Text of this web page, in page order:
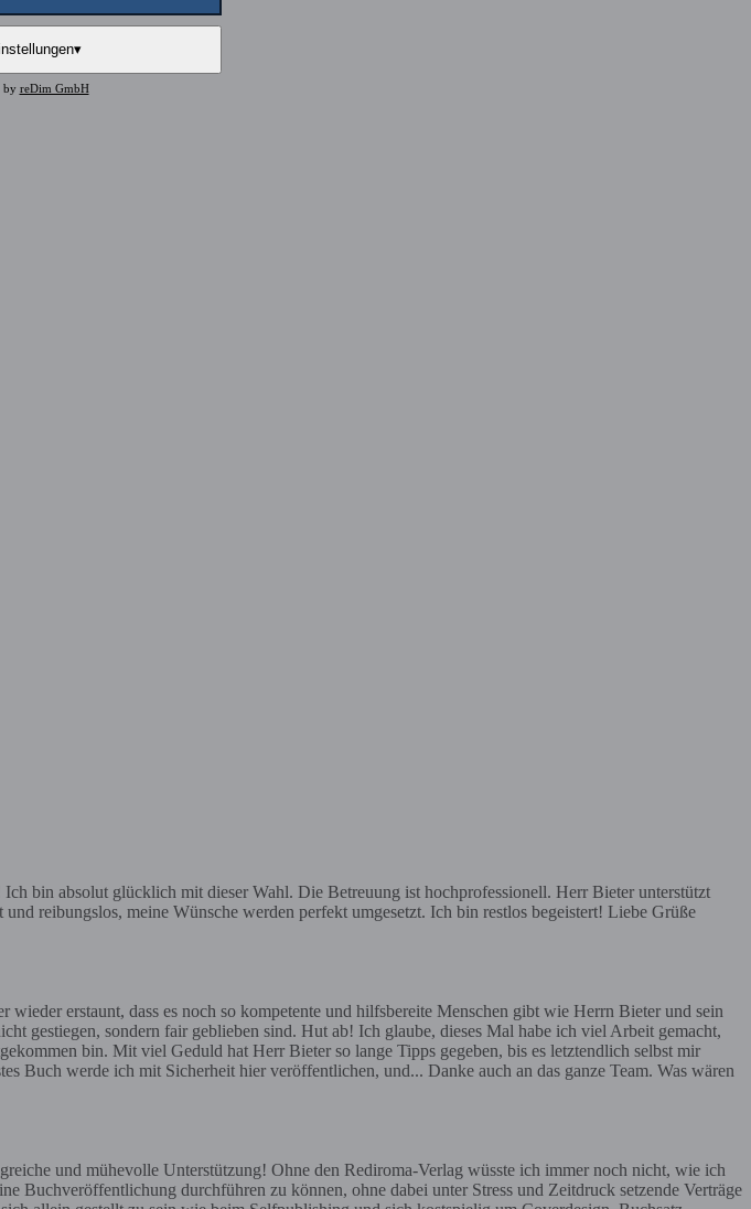
bin absolut glücklich mit dieser Wahl. Die Betreuung ist hochprofessionell. Herr Bieter unterstützt
reibungslos, meine Wünsche werden perfekt umgesetzt. Ich bin restlos begeistert! Liebe Grüße
erstaunt, dass es noch so kompetente und hilfsbereite Menschen gibt wie Herrn Bieter und sein
gestiegen, sondern fair geblieben sind. Hut ab! Ich glaube, dieses Mal habe ich viel Arbeit gemacht,
bin. Mit viel Geduld hat Herr Bieter so lange Tipps gegeben, bis es letztendlich selbst mir
Buch werde ich mit Sicherheit hier veröffentlichen, und... Danke auch an das ganze Team. Was wären
und mühevolle Unterstützung! Ohne den Rediroma-Verlag wüsste ich immer noch nicht, wie ich
Buchveröffentlichung durchführen zu können, ohne dabei unter Stress und Zeitdruck setzende Verträge
▾
by reDim GmbH